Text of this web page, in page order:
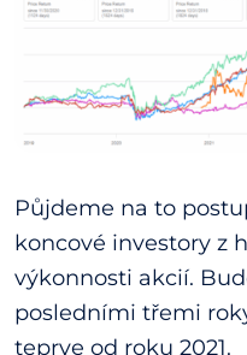
Půjdeme na to
koncové investory z
výkonnosti akcií.
posledními třemi
teprve od roku 2021.